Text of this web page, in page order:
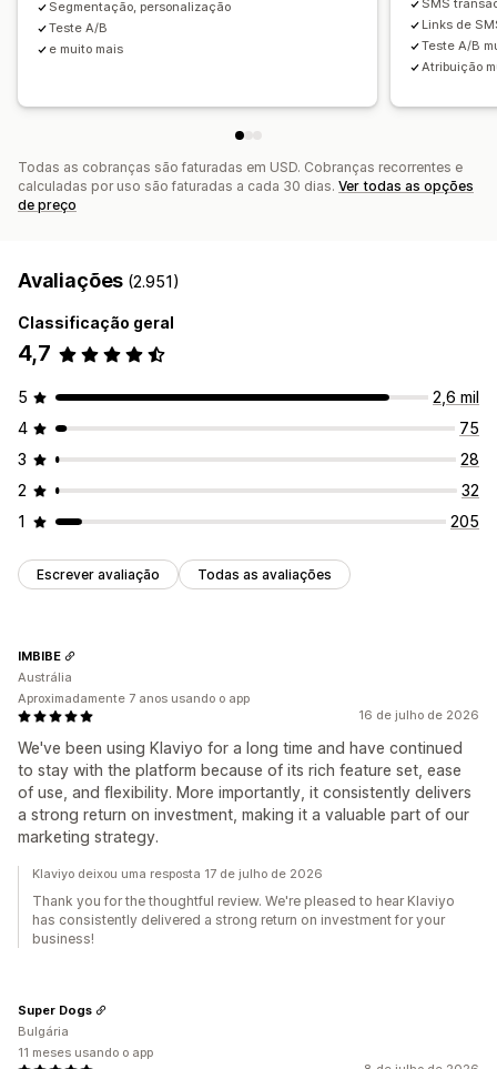
Edição em massa
Domínios de e-mail
Acionadores e regras Automações
Geolocalização
Marcação com tag Acompanhamento Relatórios
Insights e dicas
APIs e webhooks
Segmentação, personalização
Teste A/B
e muito mais
SMS
Links de
Teste A/B
Atribuição
Todas as cobranças são faturadas em USD. Cobranças recorrentes e
calculadas por uso são faturadas a cada 30 dias. Ver todas as opções
de preço
Avaliações (2.951)
Classificação geral
4,7
5
2,6 mil
4
75
3
28
2
32
1
205
Escrever avaliação Todas as avaliações
16 de julho de 2026
We've been using Klaviyo for a long time and have continued
to stay with the platform because of its rich feature set, ease
of use, and flexibility. More importantly, it consistently delivers
a strong return on investment, making it a valuable part of our
marketing strategy.
IMBIBE
Austrália
Aproximadamente 7 anos usando o app
Klaviyo deixou uma resposta 17 de julho de 2026
Thank you for the thoughtful review. We're pleased to hear Klaviyo
has consistently delivered a strong return on investment for your
business!
Super Dogs
Bulgária
11 meses usando o app